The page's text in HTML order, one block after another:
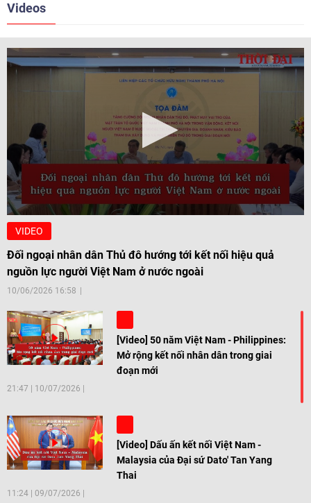
Videos
VIDEO
Đối ngoại nhân dân Thủ đô hướng tới kết nối hiệu quả
nguồn lực người Việt Nam ở nước ngoài
10/06/2026 16:58
[Video] 50 năm Việt Nam - Philippines:
Mở rộng kết nối nhân dân trong giai
đoạn mới
21:47 10/07/2026
[Video] Dấu ấn kết nối Việt Nam -
Malaysia của Đại sứ Dato' Tan Yang
Thai
11:24 09/07/2026